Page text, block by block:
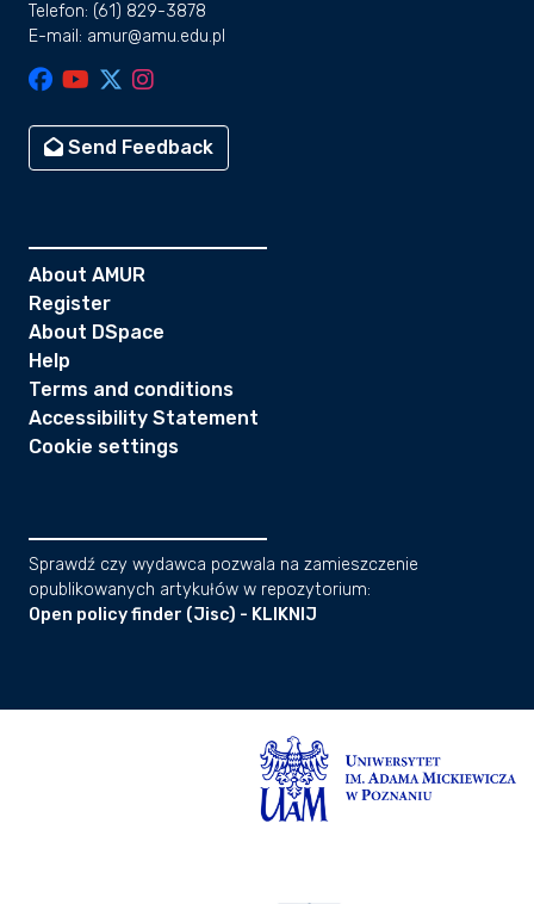
Telefon: (61) 829-3878
E-mail: amur@amu.edu.pl
Send Feedback
About AMUR
Register
About DSpace
Help
Terms and conditions
Accessibility Statement
Cookie settings
Sprawdź czy wydawca pozwala na zamieszczenie
opublikowanych artykułów w repozytorium:
Open policy finder (Jisc) - KLIKNIJ